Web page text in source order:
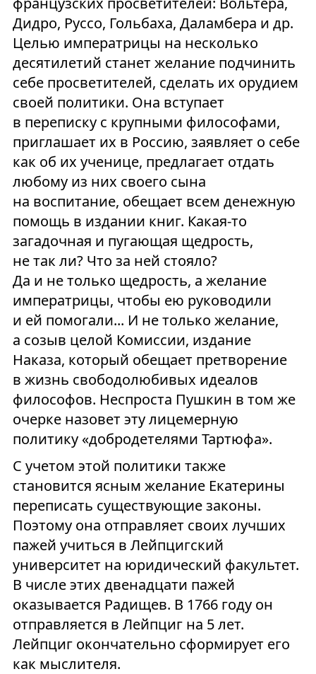
Дидро, Руссо, Гольбаха, Даламбера и др.
Целью императрицы на несколько
десятилетий станет желание подчинить
себе просветителей, сделать их орудием
своей политики. Она вступает
в переписку с крупными философами,
приглашает их в Россию, заявляет о себе
как об их ученице, предлагает отдать
любому из них своего сына
на воспитание, обещает всем денежную
помощь в издании книг. Какая-то
загадочная и пугающая щедрость,
не так ли? Что за ней стояло?
Да и не только щедрость, а желание
императрицы, чтобы ею руководили
и ей помогали... И не только желание,
а созыв целой Комиссии, издание
Наказа, который обещает претворение
в жизнь свободолюбивых идеалов
философов. Неспроста Пушкин в том же
очерке назовет эту лицемерную
политику «добродетелями Тартюфа».
С учетом этой политики также
становится ясным желание Екатерины
переписать существующие законы.
Поэтому она отправляет своих лучших
пажей учиться в Лейпцигский
университет на юридический факультет.
В числе этих двенадцати пажей
оказывается Радищев. В 1766 году он
отправляется в Лейпциг на 5 лет.
Лейпциг окончательно сформирует его
как мыслителя.